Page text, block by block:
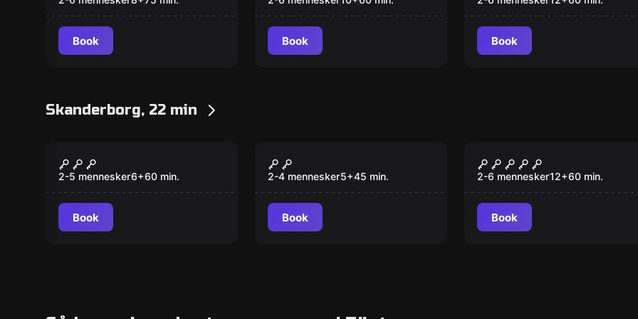
Book Book Book
Skanderborg, 22 min
Ny
Julemandens
Tidsmaskine
2-5 mennesker6+60 min.
Book
Find Felix
2-4 mennesker5+45 min.
Book
The Lab
2-6 mennesker12+60 min.
Book